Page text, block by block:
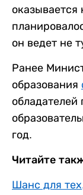
оказывается
он ведет не
Ранее
образования
обладателей
год.
Читайте
Шанс для